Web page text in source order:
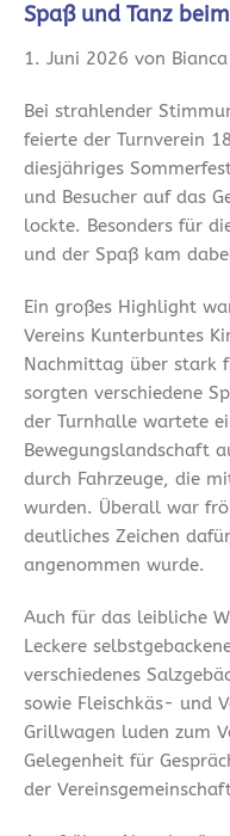
Spaß und Tanz
1. Juni 2026 von
Bei strahlender
feierte der Turnverein
diesjähriges
und Besucher auf das
lockte. Besonders für
und der Spaß kam
Ein großes Highlight
Vereins Kunterbuntes
Nachmittag über stark
sorgten verschiedene
der Turnhalle wartete
Bewegungslandschaft
durch Fahrzeuge, die
wurden. Überall war
deutliches Zeichen
angenommen wurde.
Auch für das leibliche
Leckere
verschiedenes
sowie Fleischkäs- und
Grillwagen luden zum
Gelegenheit für
der